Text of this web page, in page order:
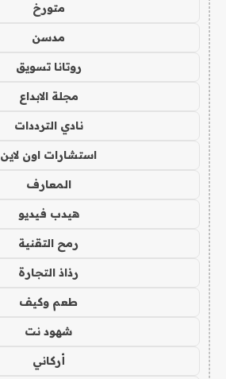
متورخ
مدسن
روتانا تسويق
مجلة الابداع
نادي الترددات
استشارات اون لاين
المعارف
هيدب فيديو
رمح التقنية
رذاذ التجارة
طعم وكيف
شهود نت
أركاني